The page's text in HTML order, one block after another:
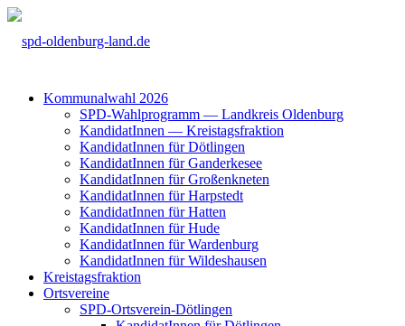
Kom­mu­nal­wahl 2026
SPD-Wahl­pro­gramm — Land­kreis Olden­burg
Kan­di­da­tIn­nen — Kreis­tags­frak­ti­on
Kan­di­da­tIn­nen für Döt­lin­gen
Kan­di­da­tIn­nen für Gan­der­ke­see
Kan­di­da­tIn­nen für Groß­enkne­ten
Kan­di­da­tIn­nen für Harp­s­tedt
Kan­di­da­tIn­nen für Hat­ten
Kan­di­da­tIn­nen für Hude
Kan­di­da­tIn­nen für War­den­burg
Kan­di­da­tIn­nen für Wil­des­hau­sen
Kreis­tags­frak­ti­on
Orts­ver­ei­ne
SPD-Orts­­ver­­ein-Döt­­lin­­gen